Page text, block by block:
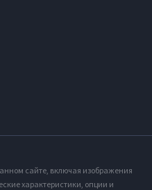
сайте, включая изображения
характеристики, опции и